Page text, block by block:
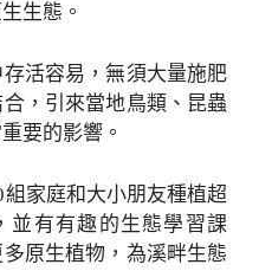
生態。
活容易，無須大量施肥
，引來當地鳥類、昆蟲
要的影響。
家庭和大小朋友種植超
並有有趣的生態學習課
原生植物，為溪畔生態